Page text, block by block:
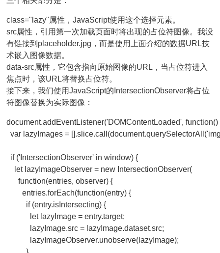
class="lazy"属性，JavaScript使用这个选择元素。
src属性，引用第一次加载页面时将出现的占位符图像。我没
有链接到placeholder.jpg，而是使用上面介绍的数据URL技
术嵌入图像数据。
data-src属性，它包含指向原始图像的URL，当占位符进入
焦点时，该URL将替换占位符。
接下来，我们使用JavaScript的 IntersectionObserver将占位
符图像替换为实际图像：
document.addEventListener('DOMContentLoaded', function()
var lazyImages =
  if ('IntersectionObserver' in window) {
    let lazyImageObserver = new IntersectionObserver(
      function(entries, observer) {
        entries.forEach(function(entry) {
          if (entry.isIntersecting) {
            let lazyImage = entry.target;
            lazyImage.src = lazyImage.dataset.src;
            lazyImageObserver.unobserve(lazyImage);